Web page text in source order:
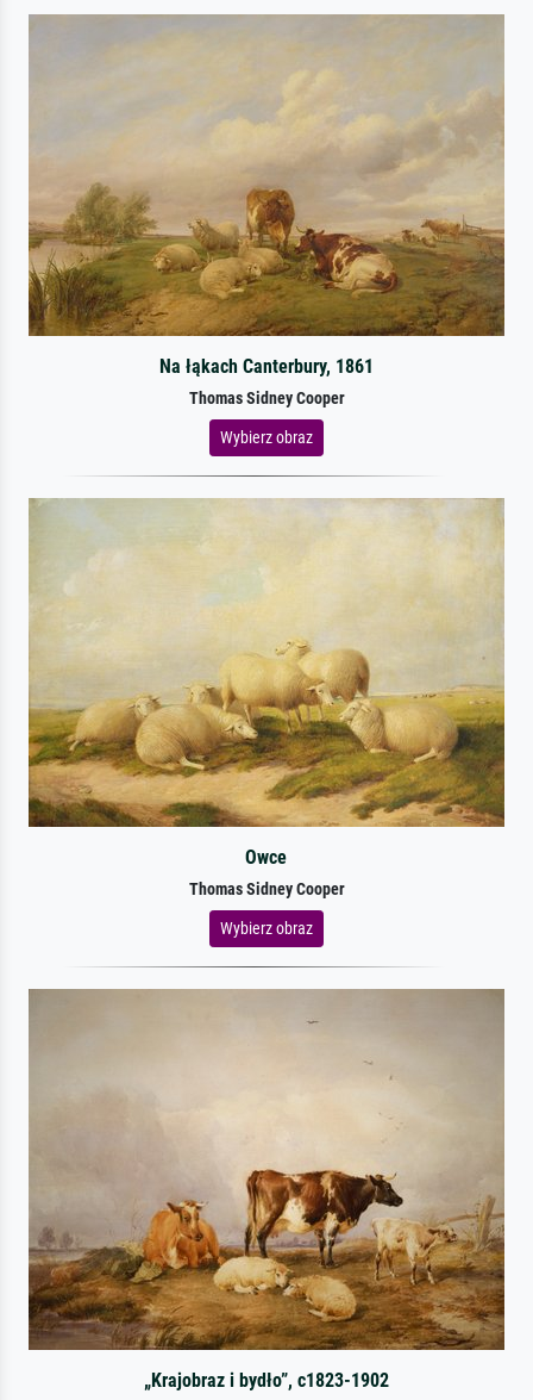
Na łąkach Canterbury, 1861
Thomas Sidney Cooper
Wybierz obraz
Owce
Thomas Sidney Cooper
Wybierz obraz
„Krajobraz i bydło”, c1823-1902